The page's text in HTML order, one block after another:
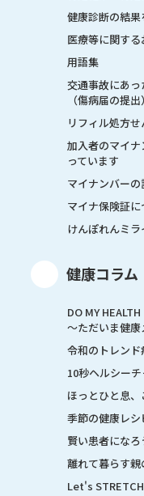
健康診断の結果
医療等に関す
用語集
交通事故にあっ
（傷病届の提出）
リフィル処方せ
加入者のマイ
っています
マイナンバー
マイナ保険証に
けんぽれんミラ
健康コラム
DO MY HEALTH
～ただいま健
令和のトレンド
10秒ヘルシー
ほっとひと息
季節の健康レシ
賢い患者になろ
離れて暮らす親
Let's